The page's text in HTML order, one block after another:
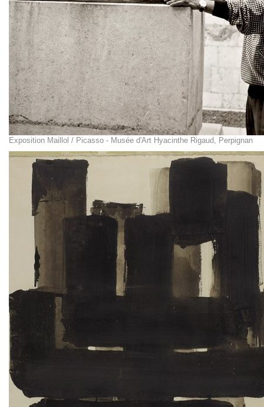
Exposition Maillol / Picasso - Musée d'Art Hyacinthe Rigaud, Perpignan